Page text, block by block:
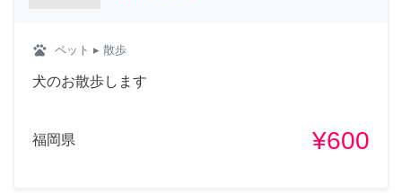
pets ペット ▸ 散歩
犬のお散歩します
福岡県 ¥600